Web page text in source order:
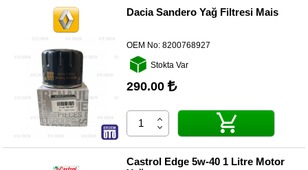
Dacia Sandero Yağ Filtresi Mais
OEM No:8200768927
Stokta Var
290.00
Castrol Edge 5w-40 1 Litre Motor